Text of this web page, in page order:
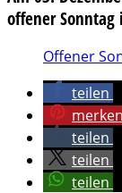
offener Sonntag
Offener
teilen
merken
teilen
teilen
teilen